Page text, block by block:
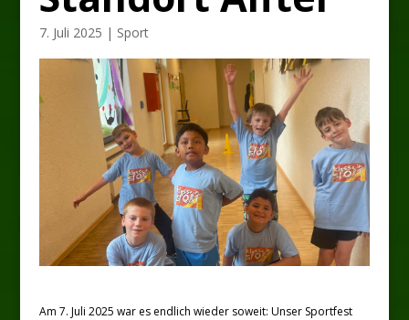
7. Juli 2025 | Sport
Am 7. Juli 2025 war es endlich wieder soweit: Unser Sportfest